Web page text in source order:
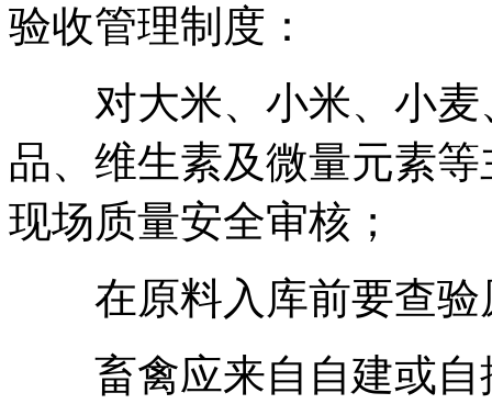
验收管理制度：
对大米、小米、小麦
品、维生素及微量元素
现场质量安全审核；
在原料入库前要查验
畜禽应来自自建或自